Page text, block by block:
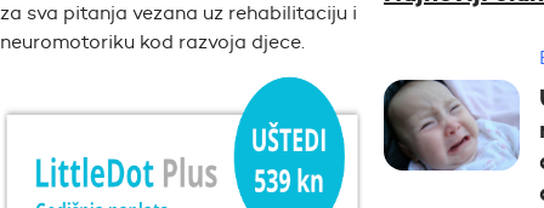
za sva pitanja vezana uz rehabilitaciju i
neuromotoriku kod razvoja djece.